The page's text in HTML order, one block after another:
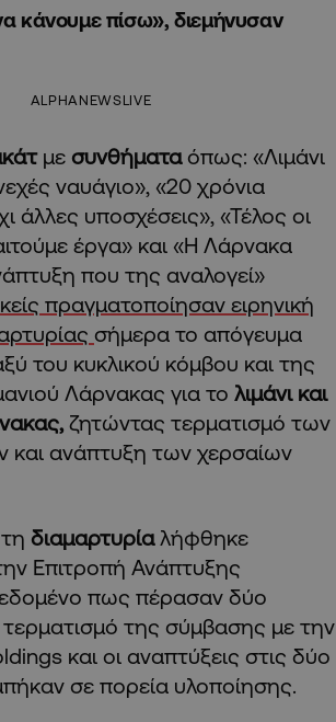
κάνουμε πίσω», διεμήνυσαν
ALPHANEWSLIVE
με συνθήματα όπως: «Λιμάνι
ναυάγιο», «20 χρόνια
άλλες υποσχέσεις», «Τέλος οι
έργα» και «Η Λάρνακα
που της αναλογεί»
πραγματοποίησαν ειρηνική
σήμερα το απόγευμα
του κυκλικού κόμβου και της
Λάρνακας για το λιμάνι και
ζητώντας τερματισμό των
και ανάπτυξη των χερσαίων
διαμαρτυρία λήφθηκε
Επιτροπή Ανάπτυξης
πως πέρασαν δύο
της σύμβασης με την
και οι αναπτύξεις στις δύο
σε πορεία υλοποίησης.